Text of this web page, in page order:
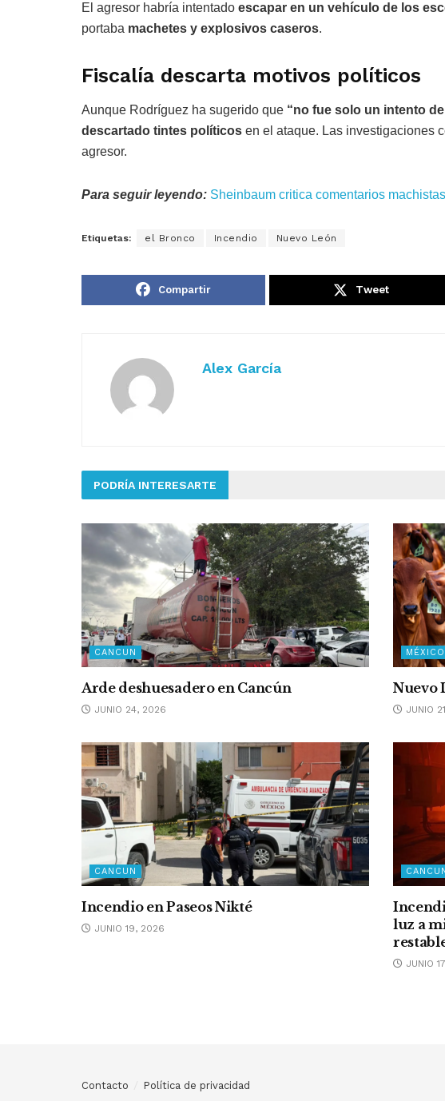
El agresor habría intentado escapar en un vehículo de los
portaba machetes y explosivos caseros.
Fiscalía descarta motivos políticos
Aunque Rodríguez ha sugerido que “no fue solo un intento
descartado tintes políticos en el ataque. Las investigaciones
agresor.
Para seguir leyendo: Sheinbaum critica comentarios
Etiquetas: el Bronco Incendio Nuevo León
Compartir Tweet
Alex García
PODRÍA INTERESARTE
CANCUN
Arde deshuesadero en Cancún
JUNIO 24, 2026
MÉXICO
Nuevo
JUNIO
CANCUN
Incendio en Paseos Nikté
JUNIO 19, 2026
luz a
JUNIO
Contacto Política de privacidad